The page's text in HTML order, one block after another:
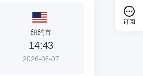
订阅
纽约市
14:43
2026-08-07